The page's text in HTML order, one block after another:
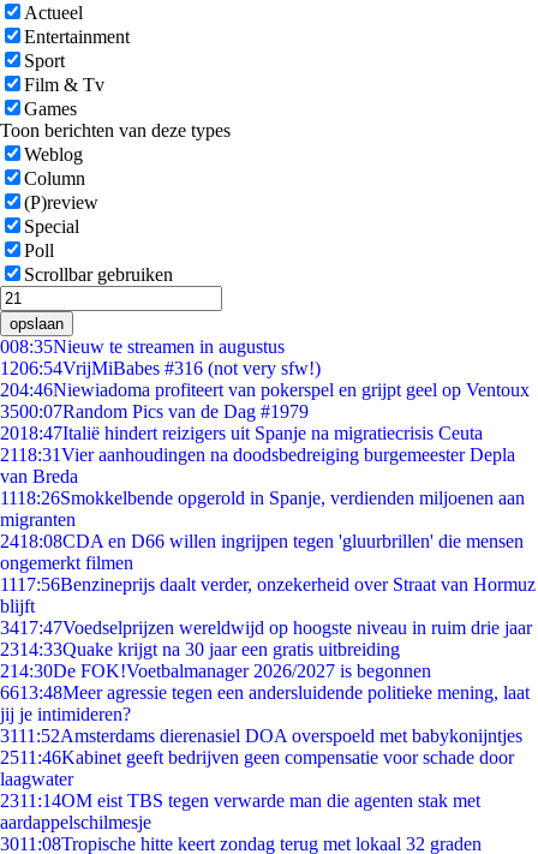
Actueel
Entertainment
Sport
Film & Tv
Games
Toon berichten van deze types
Weblog
Column
(P)review
Special
Poll
Scrollbar gebruiken
opslaan
008:35Nieuw te streamen in augustus
1206:54VrijMiBabes #316 (not very sfw!)
204:46Niewiadoma profiteert van pokerspel en grijpt geel op Ventoux
3500:07Random Pics van de Dag #1979
2018:47Italië hindert reizigers uit Spanje na migratiecrisis Ceuta
2118:31Vier aanhoudingen na doodsbedreiging burgemeester Depla
van Breda
1118:26Smokkelbende opgerold in Spanje, verdienden miljoenen aan
migranten
2418:08CDA en D66 willen ingrijpen tegen 'gluurbrillen' die mensen
ongemerkt filmen
1117:56Benzineprijs daalt verder, onzekerheid over Straat van Hormuz
blijft
3417:47Voedselprijzen wereldwijd op hoogste niveau in ruim drie jaar
2314:33Quake krijgt na 30 jaar een gratis uitbreiding
214:30De FOK!Voetbalmanager 2026/2027 is begonnen
6613:48Meer agressie tegen een andersluidende politieke mening, laat
jij je intimideren?
3111:52Amsterdams dierenasiel DOA overspoeld met babykonijntjes
2511:46Kabinet geeft bedrijven geen compensatie voor schade door
laagwater
2311:14OM eist TBS tegen verwarde man die agenten stak met
aardappelschilmesje
3011:08Tropische hitte keert zondag terug met lokaal 32 graden